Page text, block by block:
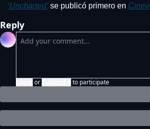
‘Uncharted’ se publicó primero en
Reply
or to participate